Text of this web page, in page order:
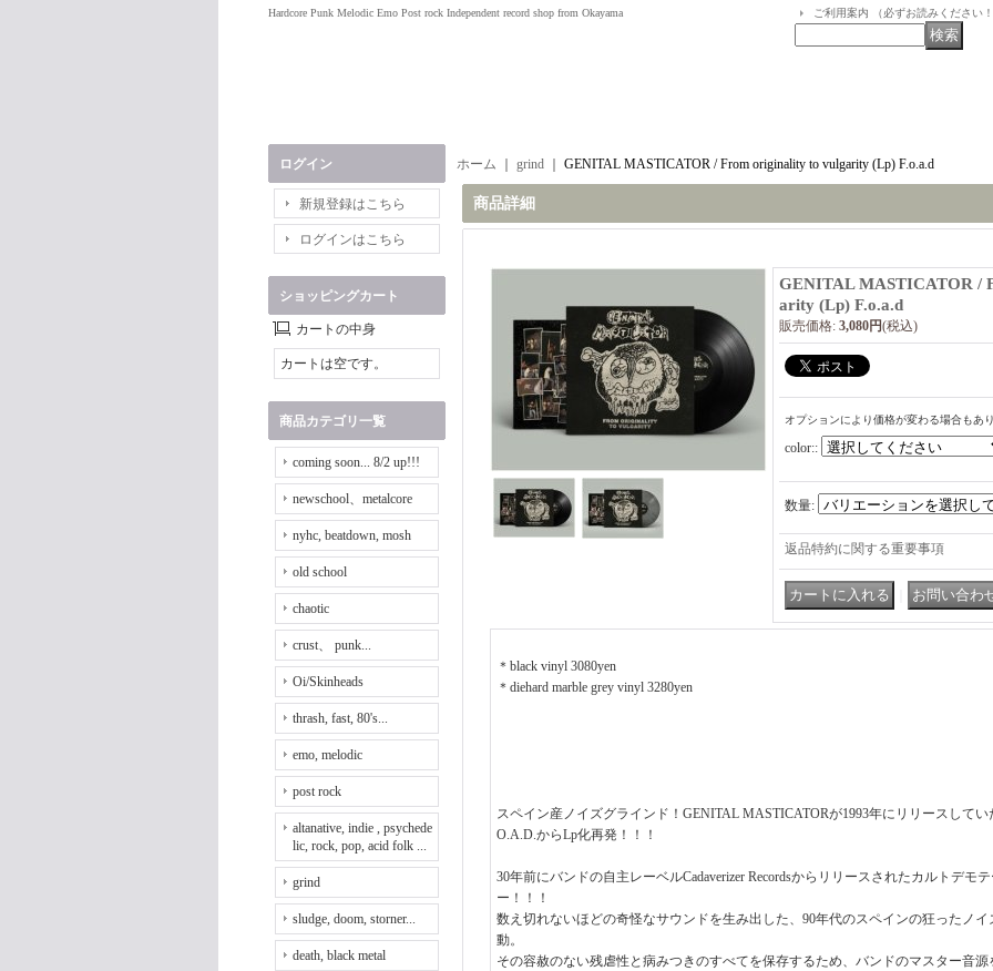
Hardcore Punk Melodic Emo Post rock Independent record shop from Okayama ご利用案内 （必ずお読みください
ログイン
新規登録はこちら
ログインはこちら
ショッピングカート
カートの中身
カートは空です。
商品カテゴリ一覧
coming soon... 8/2 up!!!
newschool、metalcore
nyhc, beatdown, mosh
old school
chaotic
crust、 punk...
Oi/Skinheads
thrash, fast, 80's...
emo, melodic
post rock
altanative, indie , psychede
lic, rock, pop, acid folk ...
grind
sludge, doom, storner...
death, black metal
ホーム grind GENITAL MASTICATOR / From originality to vulgarity (Lp) F.o.a.d
商品詳細
GENITAL MASTICATOR /
arity (Lp) F.o.a.d
販売価格: 3,080円(税込)
オプションにより価格が変わる場合もあ
color::
数量:
返品特約に関する重要事項
＊black vinyl 3080yen
＊diehard marble grey vinyl 3280yen
スペイン産ノイズグラインド！GENITAL MASTICATORが1993年にリリースして
O.A.D.からLp化再発！！！
30年前にバンドの自主レーベルCadaverizer Recordsからリリースされたカルトデモ
ー！！！
数え切れないほどの奇怪なサウンドを生み出した、90年代のスペインの狂ったノ
動。
その容赦のない残虐性と病みつきのすべてを保存するため、バンドのマスター音